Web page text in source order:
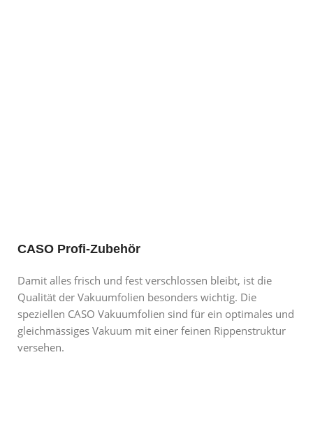
CASO Profi-Zubehör
Damit alles frisch und fest verschlossen bleibt, ist die
Qualität der Vakuumfolien besonders wichtig. Die
speziellen CASO Vakuumfolien sind für ein optimales und
gleichmässiges Vakuum mit einer feinen Rippenstruktur
versehen.